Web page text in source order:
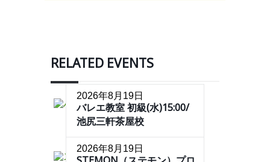
RELATED EVENTS
2026年8月19日
バレエ教室 初級(水)15:00/
池尻三軒茶屋校
2026年8月19日